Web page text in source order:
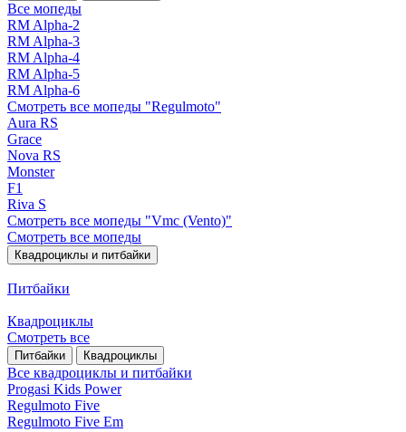
Все мопеды
RM Alpha-2
RM Alpha-3
RM Alpha-4
RM Alpha-5
RM Alpha-6
Смотреть все мопеды "Regulmoto"
Aura RS
Grace
Nova RS
Monster
F1
Riva S
Смотреть все мопеды "Vmc (Vento)"
Смотреть все мопеды
Квадроциклы и питбайки
Питбайки
Квадроциклы
Смотреть все
Питбайки Квадроциклы
Все квадроциклы и питбайки
Progasi Kids Power
Regulmoto Five
Regulmoto Five Em